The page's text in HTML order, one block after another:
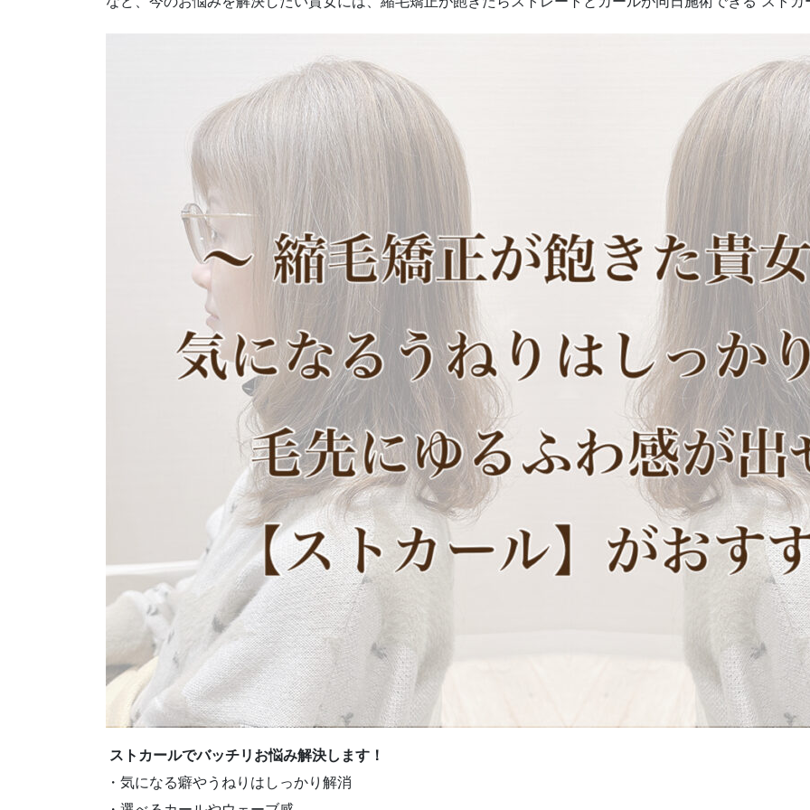
ストカールでバッチリお悩み解決します！
・気になる癖やうねりはしっかり解消